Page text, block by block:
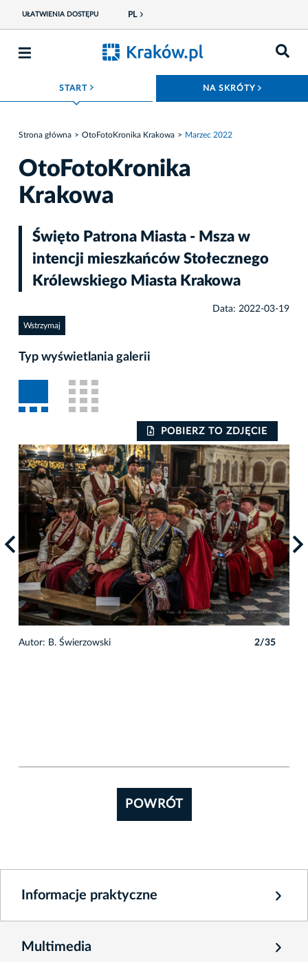
UŁATWIENIA DOSTĘPU PL
START ROZWIŃ MENU NA SKRÓTY
Strona główna OtoFotoKronika Krakowa Marzec 2022
OtoFotoKronika
Krakowa
Święto Patrona Miasta - Msza w
intencji mieszkańców Stołecznego
Królewskiego Miasta Krakowa
Data: 2022-03-19
Wstrzymaj
Typ wyświetlania galerii
POBIERZ TO ZDJĘCIE
Autor: B. Świerzowski 2/35
POWRÓT
Informacje praktyczne
Multimedia